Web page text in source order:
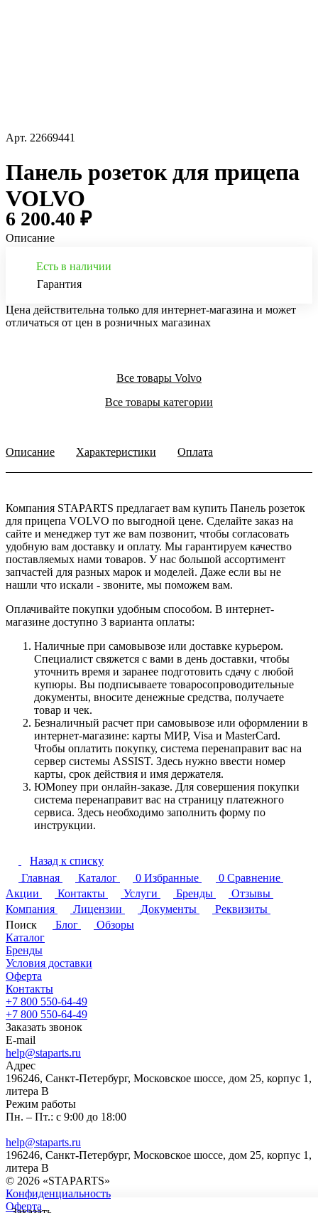
Арт. 22669441
Панель розеток для прицепа
VOLVO
6 200.40 ₽
Описание
Есть в наличии
Гарантия
Цена действительна только для интернет-магазина и может
отличаться от цен в розничных магазинах
Все товары Volvo
Все товары категории
Описание Характеристики Оплата
Компания STAPARTS предлагает вам купить Панель розеток
для прицепа VOLVO по выгодной цене. Сделайте заказ на
сайте и менеджер тут же вам позвонит, чтобы согласовать
удобную вам доставку и оплату. Мы гарантируем качество
поставляемых нами товаров. У нас большой ассортимент
запчастей для разных марок и моделей. Даже если вы не
нашли что искали - звоните, мы поможем вам.
Оплачивайте покупки удобным способом. В интернет-
магазине доступно 3 варианта оплаты:
Наличные при самовывозе или доставке курьером.
Специалист свяжется с вами в день доставки, чтобы
уточнить время и заранее подготовить сдачу с любой
купюры. Вы подписываете товаросопроводительные
документы, вносите денежные средства, получаете
товар и чек.
Безналичный расчет при самовывозе или оформлении в
интернет-магазине: карты МИР, Visa и MasterCard.
Чтобы оплатить покупку, система перенаправит вас на
сервер системы ASSIST. Здесь нужно ввести номер
карты, срок действия и имя держателя.
ЮMoney при онлайн-заказе. Для совершения покупки
система перенаправит вас на страницу платежного
сервиса. Здесь необходимо заполнить форму по
инструкции.
Назад к списку
Главная
Каталог 0 Избранные 0 Сравнение
Акции
Контакты Услуги Бренды
Отзывы
Компания
Лицензии Документы
Реквизиты
Поиск
Блог
Обзоры
Каталог
Бренды
Условия доставки
Оферта
Контакты
+7 800 550-64-49
+7 800 550-64-49
Заказать звонок
E-mail
help@staparts.ru
Адрес
196246, Санкт-Петербург, Московское шоссе, дом 25, корпус 1,
литера В
Режим работы
Пн. – Пт.: с 9:00 до 18:00
help@staparts.ru
196246, Санкт-Петербург, Московское шоссе, дом 25, корпус 1,
литера В
© 2026 «STAPARTS»
Конфиденциальность
Оферта